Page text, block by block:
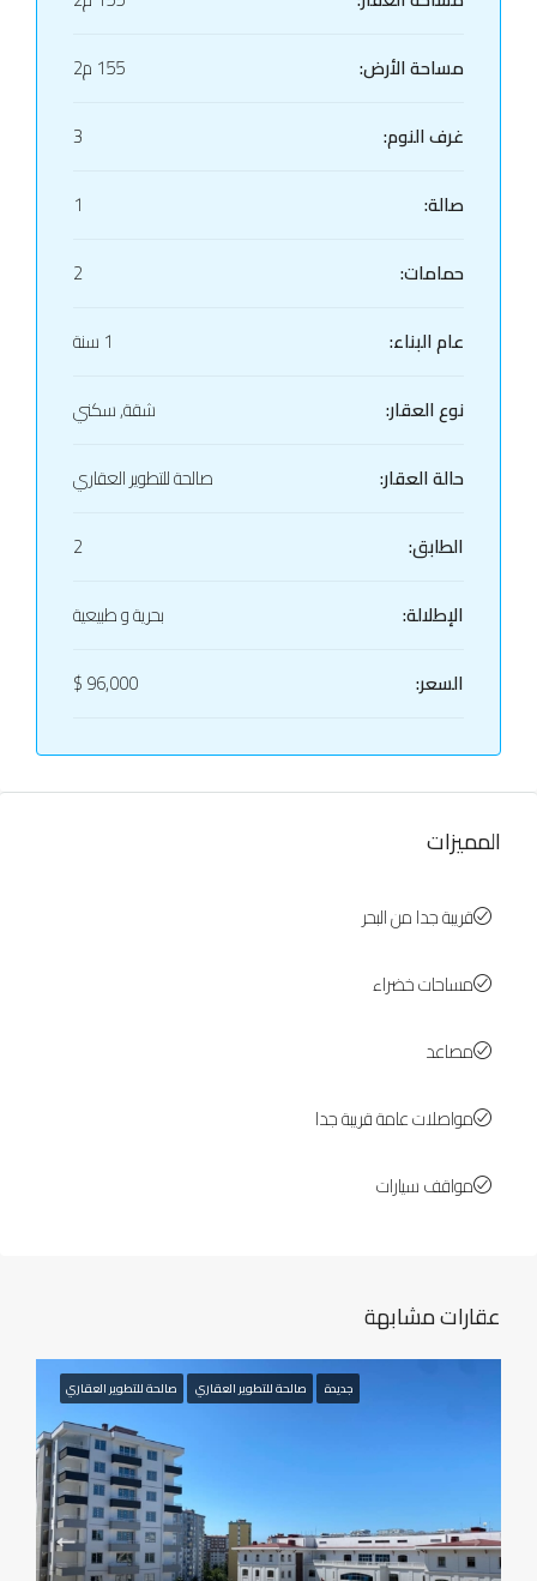
مساحة الأرض:
155 م2
غرف النوم:
3
صالة:
1
حمامات:
2
عام البناء:
1 سنة
نوع العقار:
شقة, سكني
حالة العقار:
صالحة للتطوير العقاري
الطابق:
2
الإطلالة:
بحرية و طبيعية
السعر:
96,000 $
المميزات
قريبة جدا من البحر
مساحات خضراء
مصاعد
مواصلات عامة قريبة جدا
مواقف سيارات
عقارات مشابهة
جديدة صالحة للتطوير العقاري صالحة للتطوير العقاري